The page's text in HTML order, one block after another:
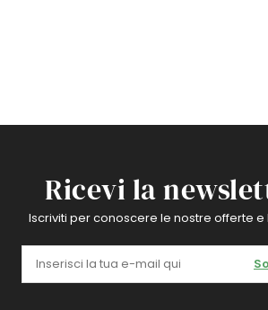
Ricevi la
Iscriviti per conoscere le nostre offerte e